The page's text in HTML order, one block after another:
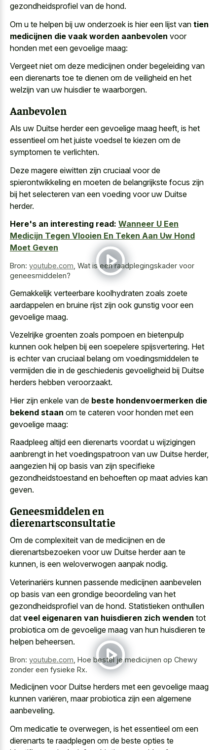
gezondheidsprofiel van de hond.
Om u te helpen bij uw onderzoek is hier een lijst van tien
medicijnen die vaak worden aanbevolen voor
honden met een gevoelige maag:
Vergeet niet om deze medicijnen onder begeleiding van
een dierenarts toe te dienen om de veiligheid en het
welzijn van uw huisdier te waarborgen.
Aanbevolen
Als uw Duitse herder een gevoelige maag heeft, is het
essentieel om het juiste voedsel te kiezen om de
symptomen te verlichten.
Deze magere eiwitten zijn cruciaal voor de
spierontwikkeling en moeten de belangrijkste focus zijn
bij het selecteren van een voeding voor uw Duitse
herder.
Here's an interesting read: Wanneer U Een
Medicijn Tegen Vlooien En Teken Aan Uw Hond
Moet Geven
Bron: youtube.com Wat is een raadplegingskader voor
geneesmiddelen?
Gemakkelijk verteerbare koolhydraten zoals zoete
aardappelen en bruine rijst zijn ook gunstig voor een
gevoelige maag.
Vezelrijke groenten zoals pompoen en bietenpulp
kunnen ook helpen bij een soepelere spijsvertering. Het
is echter van cruciaal belang om voedingsmiddelen te
vermijden die in de geschiedenis gevoeligheid bij Duitse
herders hebben veroorzaakt.
Hier zijn enkele van de beste hondenvoermerken die
bekend staan om te cateren voor honden met een
gevoelige maag:
Raadpleeg altijd een dierenarts voordat u wijzigingen
aanbrengt in het voedingspatroon van uw Duitse herder,
aangezien hij op basis van zijn specifieke
gezondheidstoestand en behoeften op maat advies kan
geven.
Geneesmiddelen en
dierenartsconsultatie
Om de complexiteit van de medicijnen en de
dierenartsbezoeken voor uw Duitse herder aan te
kunnen, is een weloverwogen aanpak nodig.
Veterinariërs kunnen passende medicijnen aanbevelen
op basis van een grondige beoordeling van het
gezondheidsprofiel van de hond. Statistieken onthullen
dat veel eigenaren van huisdieren zich wenden tot
probiotica om de gevoelige maag van hun huisdieren te
helpen beheersen.
Bron: youtube.com Hoe bestel je medicijnen op Chewy
zonder een fysieke Rx.
Medicijnen voor Duitse herders met een gevoelige maag
kunnen variëren, maar probiotica zijn een algemene
aanbeveling.
Om medicatie te overwegen, is het essentieel om een
dierenarts te raadplegen om de beste opties te